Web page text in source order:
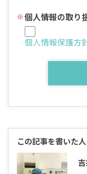
個人情報の取り
個人情報保護方
この記事を書いた人